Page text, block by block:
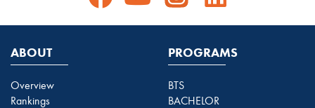
ABOUT
Overview
Rankings
PROGRAMS
BTS
BACHELOR